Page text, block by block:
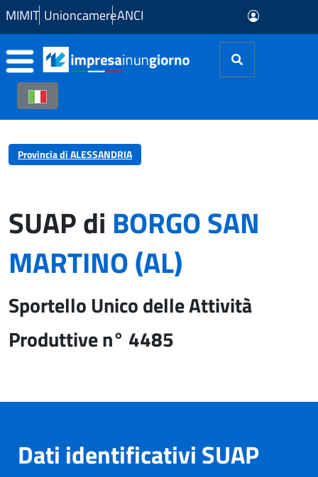
Skip to Main Content
MIMIT UnioncamereANCI
Provincia di ALESSANDRIA
SUAP di BORGO SAN
MARTINO (AL)
Sportello Unico delle Attività
Produttive n° 4485
Dati identificativi SUAP